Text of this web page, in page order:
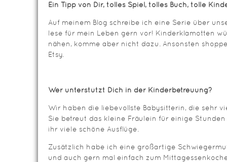
Ein Tipp von Dir, tolles Spiel, tolles Buch, tolle
Auf meinem Blog schreibe ich eine Serie über
lese für mein Leben gern vor! Kinderklamotten
nähen, komme aber nicht dazu. Ansonsten
Etsy.
Wer unterstützt Dich in der Kinderbetreuung?
Wir haben die liebevollste Babysitterin, die sehr
Sie betreut das kleine Fräulein für einige
ihr viele schöne Ausflüge.
Zusätzlich habe ich eine großartige
und auch gern mal einfach zum